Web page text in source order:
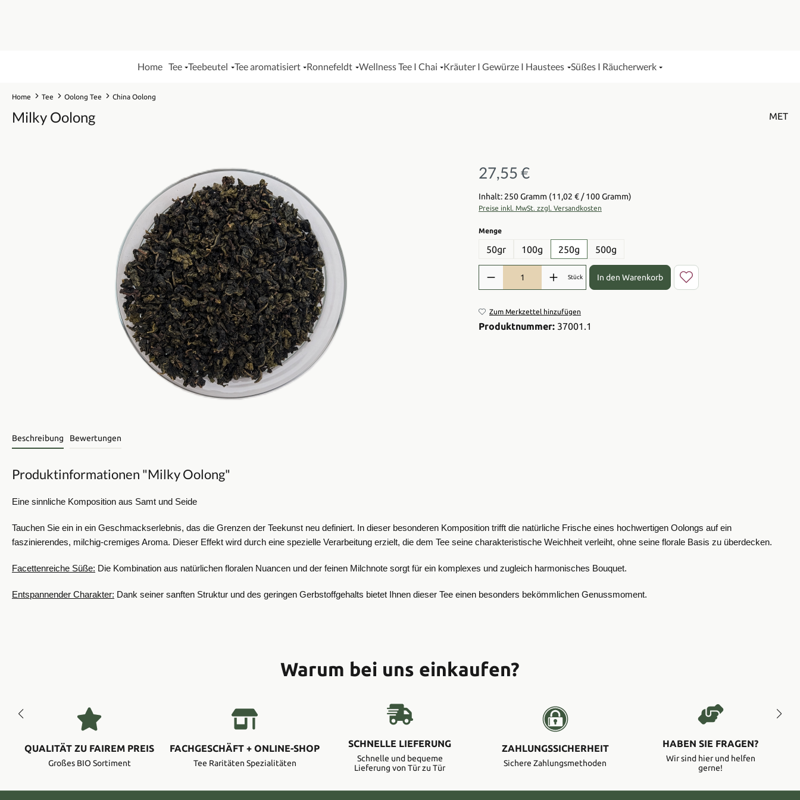
Home Tee Teebeutel Tee aromatisiert Ronnefeldt Wellness Tee I Chai Kräuter I Gewürze I Haustees Süßes I Räucherwerk
Home Tee Oolong Tee China Oolong
Milky Oolong MET
Regulärer Preis:
27,55 €
Inhalt: 250 Gramm (11,02 € / 100 Gramm)
Preise inkl. MwSt. zzgl. Versandkosten
Mengeauswählen
50gr 100g 250g 500g
Produkt Anzahl: Gib den gewünschten Wert ein oder benutze die
Stück In den Warenkorb
Zum Merkzettel hinzufügen
Produktnummer: 37001.1
Beschreibung Bewertungen
Produktinformationen "Milky Oolong"
Eine sinnliche Komposition aus Samt und Seide
Tauchen Sie ein in ein Geschmackserlebnis, das die Grenzen der Teekunst neu definiert. In dieser besonderen Komposition trifft die natürliche Frische eines hochwertigen Oolongs auf ein
faszinierendes, milchig-cremiges Aroma. Dieser Effekt wird durch eine spezielle Verarbeitung erzielt, die dem Tee seine charakteristische Weichheit verleiht, ohne seine florale Basis zu überdecken.
Facettenreiche Süße: Die Kombination aus natürlichen floralen Nuancen und der feinen Milchnote sorgt für ein komplexes und zugleich harmonisches Bouquet.
Entspannender Charakter: Dank seiner sanften Struktur und des geringen Gerbstoffgehalts bietet Ihnen dieser Tee einen besonders bekömmlichen Genussmoment.
Warum bei uns einkaufen?
QUALITÄT ZU FAIREM PREIS
Großes BIO Sortiment
FACHGESCHÄFT + ONLINE-SHOP
Tee Raritäten Spezialitäten
SCHNELLE LIEFERUNG
Schnelle und bequeme
Lieferung von Tür zu Tür
ZAHLUNGSSICHERHEIT
Sichere Zahlungsmethoden
HABEN SIE FRAGEN?
Wir sind hier und helfen
gerne!